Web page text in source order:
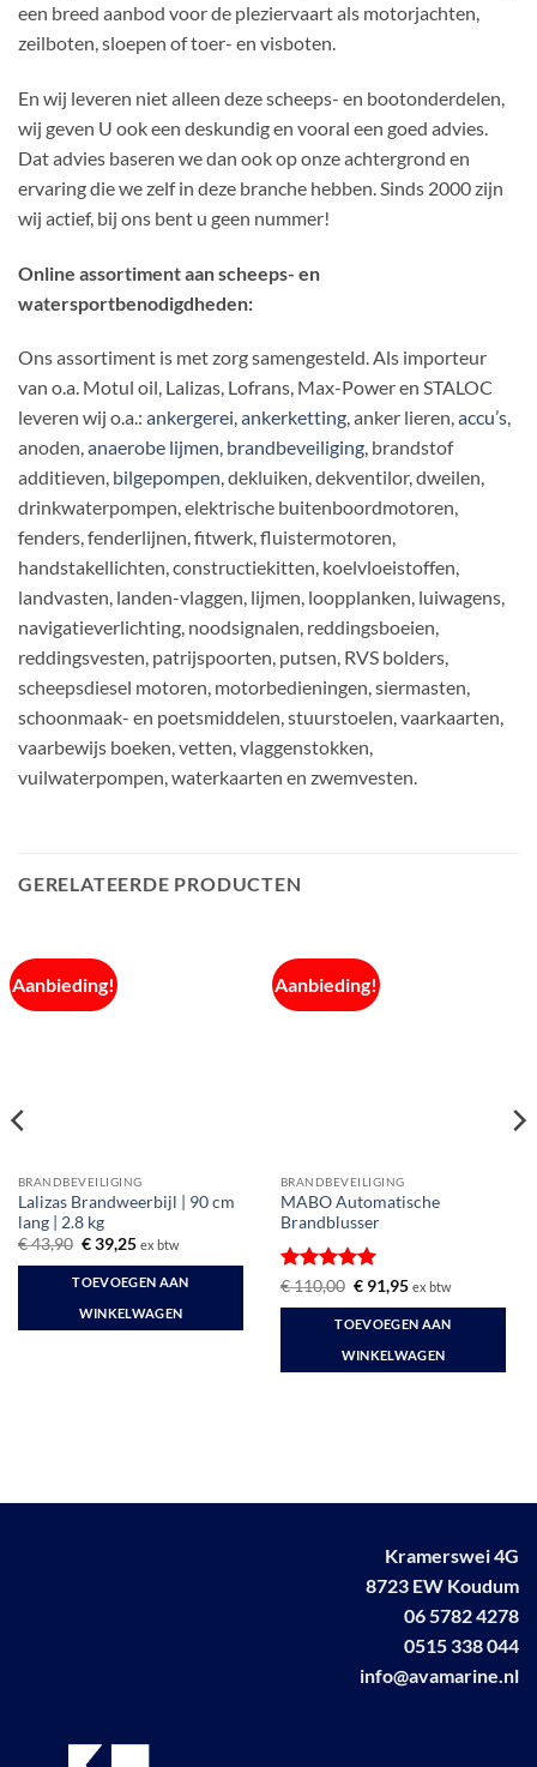
een breed aanbod voor de pleziervaart als motorjachten,
zeilboten, sloepen of toer- en visboten.
En wij leveren niet alleen deze scheeps- en bootonderdelen,
wij geven U ook een deskundig en vooral een goed advies.
Dat advies baseren we dan ook op onze achtergrond en
ervaring die we zelf in deze branche hebben. Sinds 2000 zijn
wij actief, bij ons bent u geen nummer!
Online assortiment aan scheeps- en
watersportbenodigdheden:
Ons assortiment is met zorg samengesteld. Als importeur
van o.a. Motul oil, Lalizas, Lofrans, Max-Power en STALOC
leveren wij o.a.: ankergerei,ankerketting, anker lieren,accu’s,
anoden,anaerobe lijmen, brandbeveiliging, brandstof
additieven, bilgepompen, dekluiken, dekventilor, dweilen,
drinkwaterpompen, elektrische buitenboordmotoren,
fenders, fenderlijnen, fitwerk, fluistermotoren,
handstakellichten, constructiekitten, koelvloeistoffen,
landvasten, landen-vlaggen, lijmen, loopplanken, luiwagens,
navigatieverlichting, noodsignalen, reddingsboeien,
reddingsvesten, patrijspoorten, putsen, RVS bolders,
scheepsdiesel motoren, motorbedieningen, siermasten,
schoonmaak- en poetsmiddelen, stuurstoelen, vaarkaarten,
vaarbewijs boeken, vetten, vlaggenstokken,
vuilwaterpompen, waterkaarten en zwemvesten.
GERELATEERDE PRODUCTEN
Aanbieding!
BRANDBEVEILIGING
Lalizas Brandweerbijl | 90 cm
lang | 2.8 kg
€43,90 Oorspronkelijke
was:
€ 43,90.
€39,25Huidige
is:
€ 39,25.
ex btw
TOEVOEGEN AAN
WINKELWAGEN
Aanbieding!
BRANDBEVEILIGING
MABO Automatische
Brandblusser
Gewaardeerd
5uit 5
€110,00 Oorspronkelijke
was:
€ 110,00.
€91,95Huidige
is:
€ 91,95.
ex btw
TOEVOEGEN AAN
WINKELWAGEN
Kramerswei 4G
8723 EW Koudum
06 5782 4278
0515 338 044
info@avamarine.nl